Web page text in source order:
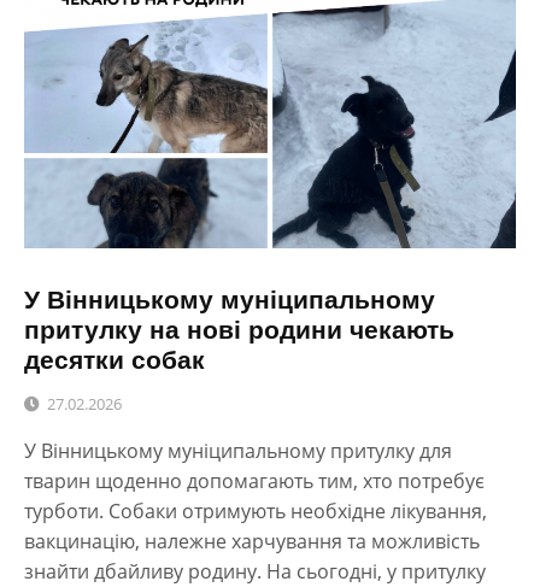
У Вінницькому муніципальному
притулку на нові родини чекають
десятки собак
27.02.2026
У Вінницькому муніципальному притулку для
тварин щоденно допомагають тим, хто потребує
турботи. Собаки отримують необхідне лікування,
вакцинацію, належне харчування та можливість
знайти дбайливу родину. На сьогодні, у притулку